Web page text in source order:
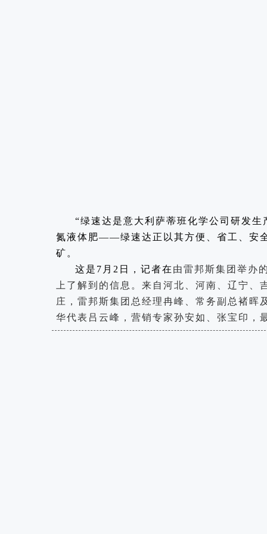
“绿速达是意大利萨蒂班化学公司研发
氮液体肥——绿速达正以其方便、省工、安
矿。
这是7月2日，记者在 由雷邦斯集团举办
上了解到的信息。来自河北、河南、辽宁
庄，雷邦斯集团总经理冉峰、常务副总褚晖
华代表 吕云峰，营销专家孙安如、张宝印，